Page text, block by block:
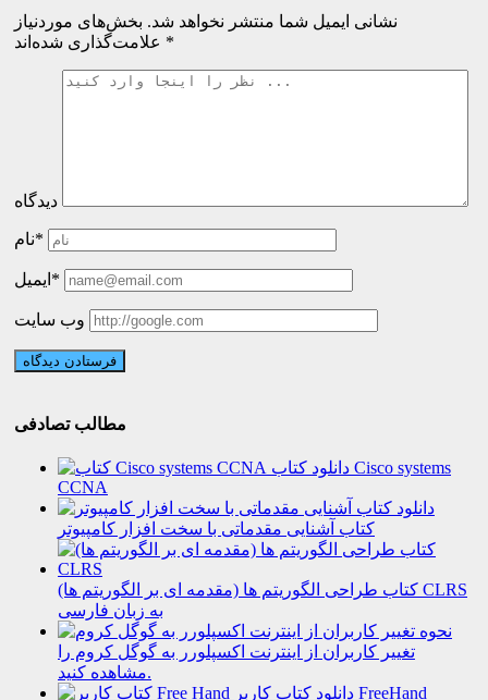
نشانی ایمیل شما منتشر نخواهد شد. بخش‌های موردنیاز
*
دیدگاه
نام*
ایمیل*
وب سایت
مطالب تصادفی
دانلود کتاب Cisco systems
CCNA
دانلود
کتاب آشنایی مقدماتی با سخت افزار کامپیوتر
کتاب طراحی الگوریتم ها (مقدمه ای بر الگوریتم ها) CLRS
به زبان فارسی
نحوه
تغییر کاربران از اینترنت اکسپلورر به گوگل کروم را
مشاهده کنید.
دانلود کتاب کاربر FreeHand